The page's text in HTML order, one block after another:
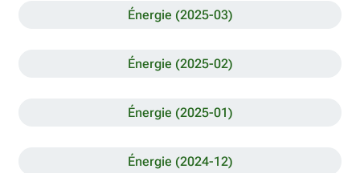
Énergie (2025-03)
Énergie (2025-02)
Énergie (2025-01)
Énergie (2024-12)